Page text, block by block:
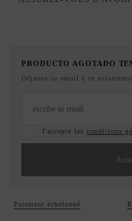
PRODUCTO AGOTADO
Déjanos tu email y te
J'accepte les conditions
Paiement échelonné